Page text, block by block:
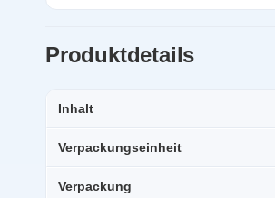
Produktdetails
Inhalt
Verpackungseinheit
Verpackung